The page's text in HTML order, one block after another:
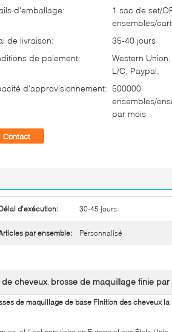
d'emballage:
1 sac de set/
ensembles/
de livraison:
35-40 jours
de paiement:
Western Union,
L/C, Paypal,
d'approvisionnement: 500000
ensembles/
par mois
Contact
d'exécution: 30-45 jours
par ensemble: Personnalisé
cheveux, brosse de maquillage finie
de maquillage de base Finition des cheveux la